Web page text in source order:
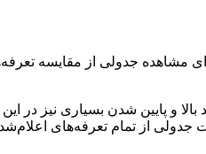
مشاهده جدولی از مقایسه
و پایین شدن بسیاری نیز در
از تمام تعرفه‌های